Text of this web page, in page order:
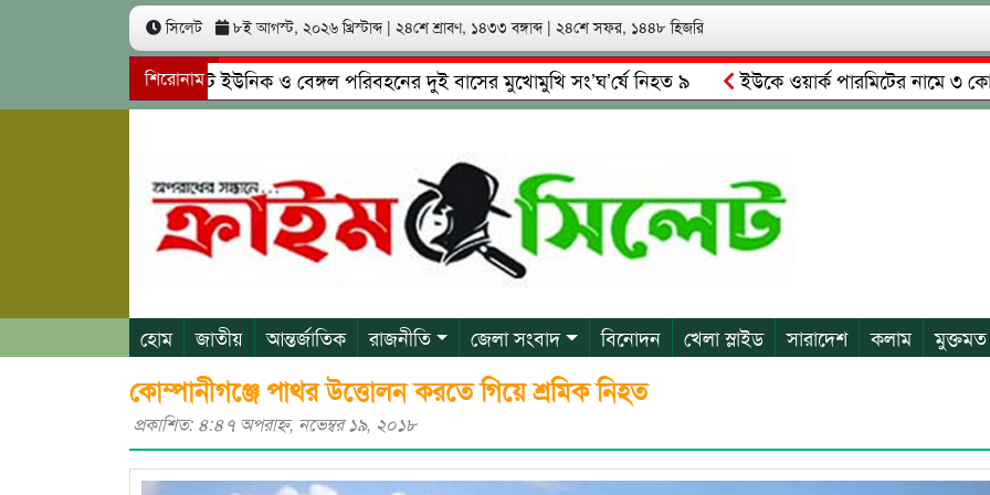
সিলেট ৮ই আগস্ট, ২০২৬ খ্রিস্টাব্দ | ২৪শে শ্রাবণ, ১৪৩৩ বঙ্গাব্দ | ২৪শে সফর, ১৪৪৮ হিজরি
শিরোনাম
সিলেটে ইউনিক ও বেঙ্গল পরিবহনের দুই বাসের মুখোমুখি সং’ঘ’র্ষে নিহত ৯ ইউকে ওয়ার্ক পারমিটের নামে ৩ কোটি ৬০
গোয়াইনঘাটে প্রেমের ফাঁদে তরুণী পাচার: মাদকাসক্ত রিমালকে গ্রেপ্তারের দাবি স্থানীয়দের
গোয়াইনঘাটে আলিম উদ্দিনের
হোম জাতীয় আন্তর্জাতিক রাজনীতি জেলা সংবাদ বিনোদন খেলা স্লাইড সারাদেশ কলাম মুক্তমত
কোম্পানীগঞ্জে পাথর উত্তোলন করতে গিয়ে শ্রমিক নিহত
প্রকাশিত: ৪:৪৭ অপরাহ্ণ, নভেম্বর ১৯, ২০১৮